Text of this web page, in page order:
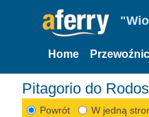
Home
Pitagorio do Rodos
Powrót W jedną